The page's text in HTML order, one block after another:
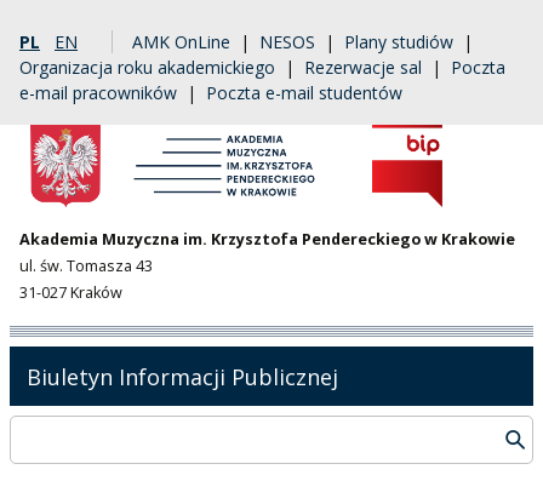
PL EN AMK OnLine | NESOS | Plany studiów |
Organizacja roku akademickiego | Rezerwacje sal | Poczta
e-mail pracowników | Poczta e-mail studentów
Akademia Muzyczna im. Krzysztofa Pendereckiego w Krakowie
ul. św. Tomasza 43
31-027 Kraków
Biuletyn Informacji Publicznej